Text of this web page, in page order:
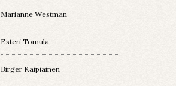
Marianne Westman
Esteri Tomula
Birger Kaipiainen